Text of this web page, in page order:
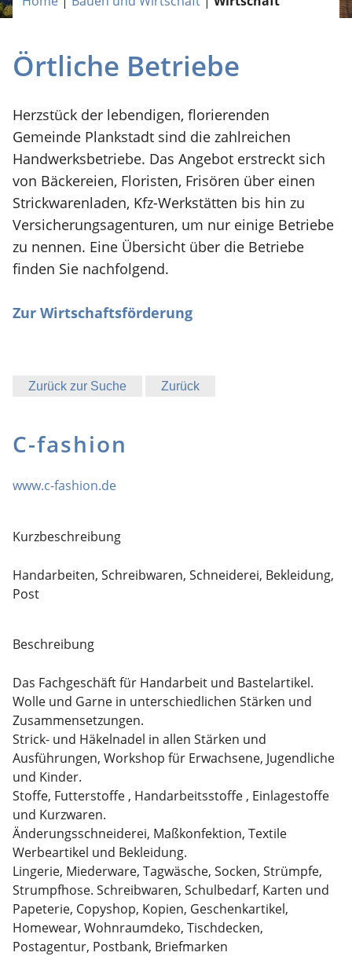
Örtliche Betriebe
Herzstück der lebendigen, florierenden
Gemeinde Plankstadt sind die zahlreichen
Handwerksbetriebe. Das Angebot erstreckt sich
von Bäckereien, Floristen, Frisören über einen
Strickwarenladen, Kfz-Werkstätten bis hin zu
Versicherungsagenturen, um nur einige Betriebe
zu nennen. Eine Übersicht über die Betriebe
finden Sie nachfolgend.
Zur Wirtschaftsförderung
Zurück zur Suche Zurück
C-fashion
www.c-fashion.de
Kurzbeschreibung
Handarbeiten, Schreibwaren, Schneiderei, Bekleidung,
Post
Beschreibung
Das Fachgeschäft für Handarbeit und Bastelartikel.
Wolle und Garne in unterschiedlichen Stärken und
Zusammensetzungen.
Strick- und Häkelnadel in allen Stärken und
Ausführungen, Workshop für Erwachsene, Jugendliche
und Kinder.
Stoffe, Futterstoffe , Handarbeitsstoffe , Einlagestoffe
und Kurzwaren.
Änderungsschneiderei, Maßkonfektion, Textile
Werbeartikel und Bekleidung.
Lingerie, Miederware, Tagwäsche, Socken, Strümpfe,
Strumpfhose. Schreibwaren, Schulbedarf, Karten und
Papeterie, Copyshop, Kopien, Geschenkartikel,
Homewear, Wohnraumdeko, Tischdecken,
Postagentur, Postbank, Briefmarken